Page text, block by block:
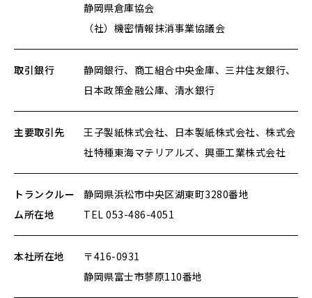
静岡県倉庫協会
（社）機密情報抹消事業協議会
取引銀行
静岡銀行、商工組合中央金庫、三井住友銀行、
日本政策金融公庫、清水銀行
主要取引先
王子製紙株式会社、日本製紙株式会社、株式会
社特種東海マテリアルズ、興亜工業株式会社
トランクルー
ム所在地
静岡県浜松市中央区湖東町3280番地
TEL 053-486-4051
本社所在地
〒416-0931
静岡県富士市蓼原110番地